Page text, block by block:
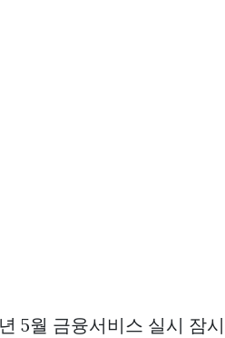
5월 금융서비스 실시 잠